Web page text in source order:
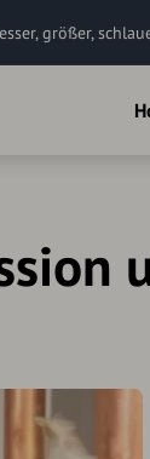
größer,